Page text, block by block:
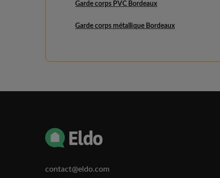
Garde corps PVC Bordeaux
Garde corps métallique Bordeaux
contact@eldo.com